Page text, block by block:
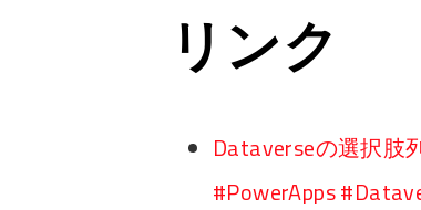
リンク
Dataverseの選択肢
#PowerApps